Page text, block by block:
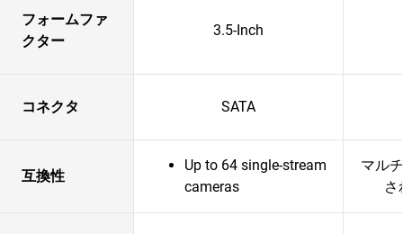
フォームファ
クター
3.5-Inch
コネクタ SATA
互換性
Up to 64 single-stream
cameras
マル
さ